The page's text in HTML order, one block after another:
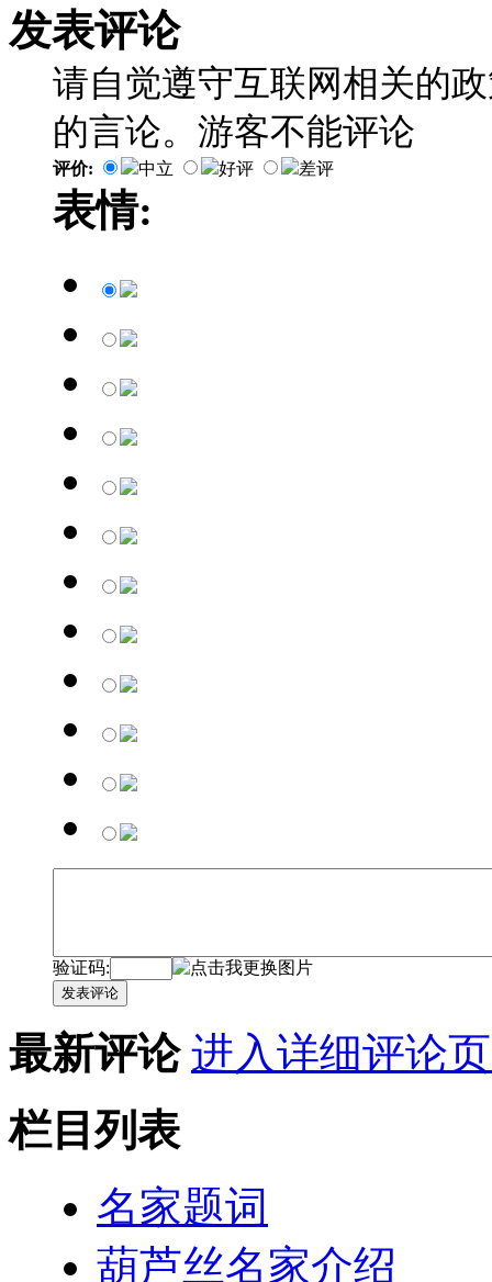
发表评论
请自觉遵守互联网相关的
的言论。游客不能评论
评价: 中立 好评 差评
表情:
验证码:
发表评论
最新评论 进入详细评论
栏目列表
名家题词
葫芦丝名家介绍